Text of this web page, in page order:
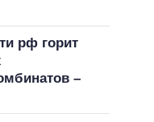
рф горит
–